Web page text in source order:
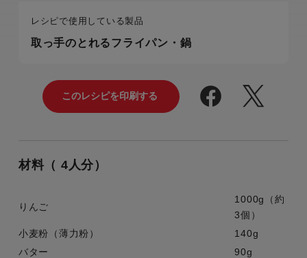
レシピで使用している製品
取っ手のとれるフライパン・鍋
材料（ 4人分）
りんご
1000g（約
3個）
小麦粉（薄力粉）
140g
バター
90g